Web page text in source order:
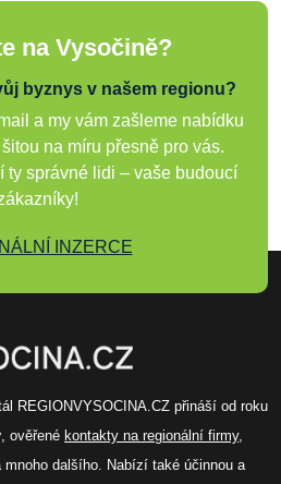
na Vysočině?
byznys v našem regionu?
a my vám zašleme nabídku
na míru přesně pro vás.
ty správné lidi – vaše budoucí
INZERCE
REGIONVYSOCINA.CZ přináší od roku
, ověřené kontakty na regionální firmy,
mnoho dalšího. Nabízí také účinnou a